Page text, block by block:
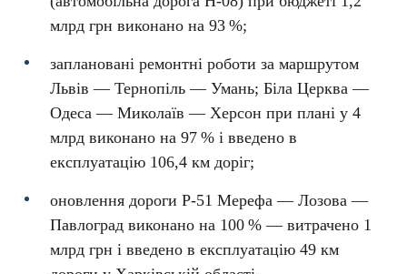
млрд грн виконано на 93 %;
заплановані ремонтні роботи за маршрутом
Львів — Тернопіль — Умань; Біла Церква —
Одеса — Миколаїв — Херсон при плані у 4
млрд виконано на 97 % і введено в
експлуатацію 106,4 км доріг;
оновлення дороги Р-51 Мерефа — Лозова —
Павлоград виконано на 100 % — витрачено 1
млрд грн і введено в експлуатацію 49 км